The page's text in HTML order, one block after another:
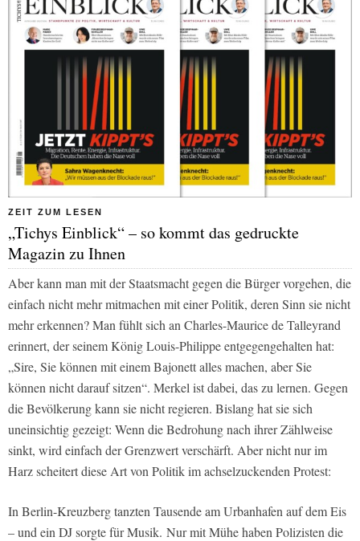
ZEIT ZUM LESEN
„Tichys Einblick“ – so kommt das gedruckte
Magazin zu Ihnen
Aber kann man mit der Staatsmacht gegen die Bürger vorgehen, die
einfach nicht mehr mitmachen mit einer Politik, deren Sinn sie nicht
mehr erkennen? Man fühlt sich an Charles-Maurice de Talleyrand
erinnert, der seinem König Louis-Philippe entgegengehalten hat:
„Sire, Sie können mit einem Bajonett alles machen, aber Sie
können nicht darauf sitzen“. Merkel ist dabei, das zu lernen. Gegen
die Bevölkerung kann sie nicht regieren. Bislang hat sie sich
uneinsichtig gezeigt: Wenn die Bedrohung nach ihrer Zählweise
sinkt, wird einfach der Grenzwert verschärft. Aber nicht nur im
Harz scheitert diese Art von Politik im achselzuckenden Protest:
In Berlin-Kreuzberg tanzten Tausende am Urbanhafen auf dem Eis
– und ein DJ sorgte für Musik. Nur mit Mühe haben Polizisten die